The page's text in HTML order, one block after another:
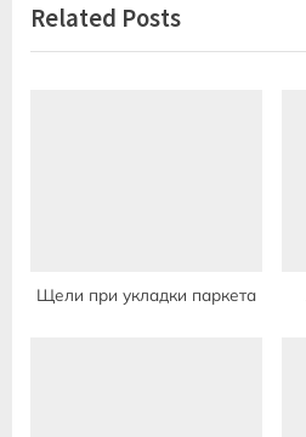
i
o
:
t
P
Related Posts
Щели при укладки паркета